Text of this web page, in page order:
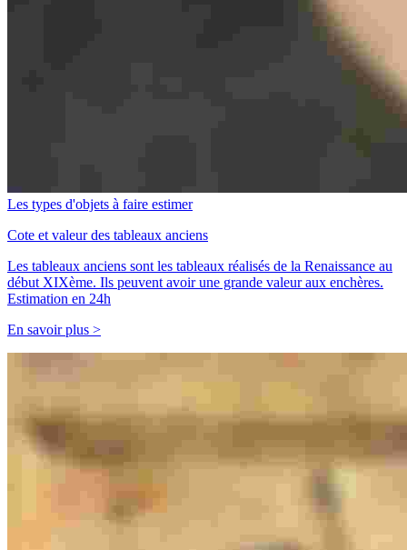
Les types d'objets à faire estimer
Cote et valeur des tableaux anciens
Les tableaux anciens sont les tableaux réalisés de la Renaissance au
début XIXème. Ils peuvent avoir une grande valeur aux enchères.
Estimation en 24h
En savoir plus >